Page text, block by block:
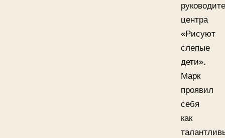
центра
«Рисуют
слепые
дети».
Марк
проявил
себя
как